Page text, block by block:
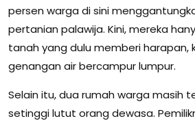
persen warga di sini
pertanian palawija. Kini, mereka
tanah yang dulu memberi harapan,
genangan air bercampur lumpur.
Selain itu, dua rumah warga masih
setinggi lutut orang dewasa.